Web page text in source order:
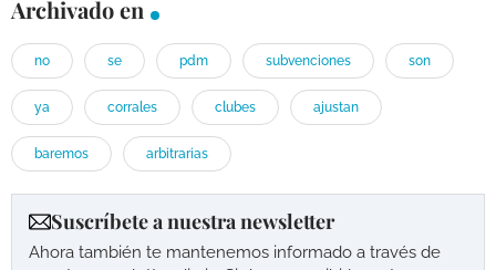
Archivado en
no se pdm subvenciones son
ya corrales clubes ajustan
baremos arbitrarias
Suscríbete a nuestra newsletter
Ahora también te mantenemos informado a través de